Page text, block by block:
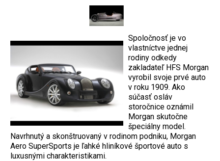
Spoločnosť je vo
vlastníctve jednej
rodiny odkedy
zakladateľ HFS Morgan
vyrobil svoje prvé auto
v roku 1909. Ako
súčasť osláv
storočnice oznámil
Morgan skutočne
špeciálny model.
Navrhnutý a skonštruovaný v rodinom podniku, Morgan
Aero SuperSports je ľahké hliníkové športové auto s
luxusnými charakteristikami.